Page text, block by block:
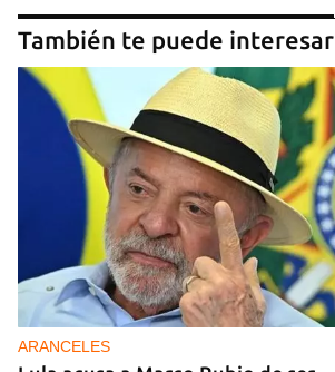
También te puede interesar
ARANCELES